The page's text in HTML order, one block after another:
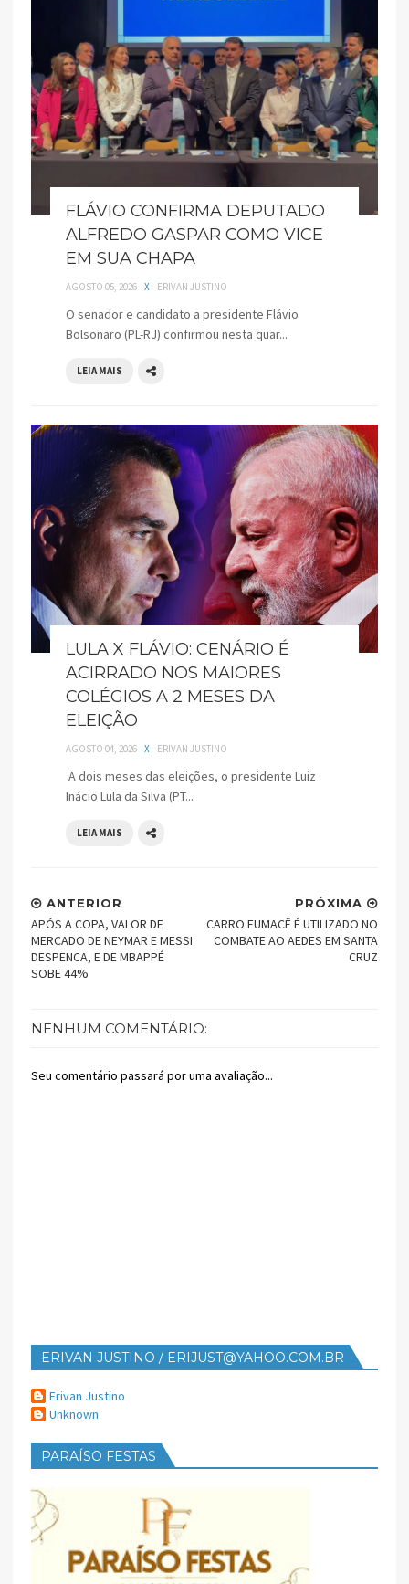
FLÁVIO CONFIRMA DEPUTADO
ALFREDO GASPAR COMO VICE
EM SUA CHAPA
AGOSTO 05, 2026 X ERIVAN JUSTINO
O senador e candidato a presidente Flávio
Bolsonaro (PL-RJ) confirmou nesta quar...
LEIA MAIS
LULA X FLÁVIO: CENÁRIO É
ACIRRADO NOS MAIORES
COLÉGIOS A 2 MESES DA
ELEIÇÃO
AGOSTO 04, 2026 X ERIVAN JUSTINO
A dois meses das eleições, o presidente Luiz
Inácio Lula da Silva (PT...
LEIA MAIS
PRÓXIMA
CARRO FUMACÊ É UTILIZADO NO
COMBATE AO AEDES EM SANTA
CRUZ
ANTERIOR
APÓS A COPA, VALOR DE
MERCADO DE NEYMAR E MESSI
DESPENCA, E DE MBAPPÉ
SOBE 44%
NENHUM COMENTÁRIO:
Seu comentário passará por uma avaliação...
ERIVAN JUSTINO / ERIJUST@YAHOO.COM.BR
Erivan Justino
Unknown
PARAÍSO FESTAS